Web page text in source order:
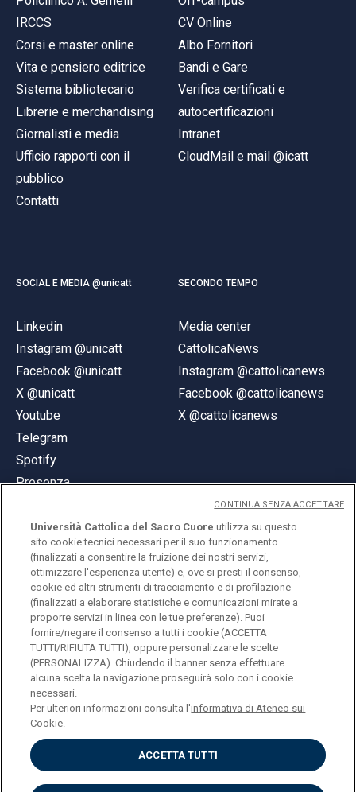
IRCCS
Corsi e master online
Vita e pensiero editrice
Sistema bibliotecario
Librerie e merchandising
Giornalisti e media
Ufficio rapporti con il
pubblico
Contatti
CV Online
Albo Fornitori
Bandi e Gare
Verifica certificati e
autocertificazioni
Intranet
CloudMail e mail @icatt
SOCIAL E MEDIA @unicatt
Linkedin
Instagram @unicatt
Facebook @unicatt
X @unicatt
Youtube
Telegram
Spotify
Presenza
SECONDO TEMPO
Media center
CattolicaNews
Instagram @cattolicanews
Facebook @cattolicanews
X @cattolicanews
© Università Cattolica del Sacro Cuore
Largo A. Gemelli 1, 20123 Milano
PI 02133120150
ENGLISH
Privacy
Accessibilità
Università Cattolica del Sacro Cuore utilizza su questo
sito cookie tecnici necessari per il suo funzionamento
(finalizzati a consentire la fruizione dei nostri servizi,
ottimizzare l'esperienza utente) e, ove si presti il consenso,
cookie ed altri strumenti di tracciamento e di profilazione
(finalizzati a elaborare statistiche e comunicazioni mirate a
proporre servizi in linea con le tue preferenze). Puoi
fornire/negare il consenso a tutti i cookie (ACCETTA
TUTTI/RIFIUTA TUTTI), oppure personalizzare le scelte
(PERSONALIZZA). Chiudendo il banner senza effettuare
alcuna scelta la navigazione proseguirà solo con i cookie
necessari.
Per ulteriori informazioni consulta l'informativa di Ateneo sui
Cookie.
ACCETTA TUTTI
CONTINUA SENZA ACCETTARE